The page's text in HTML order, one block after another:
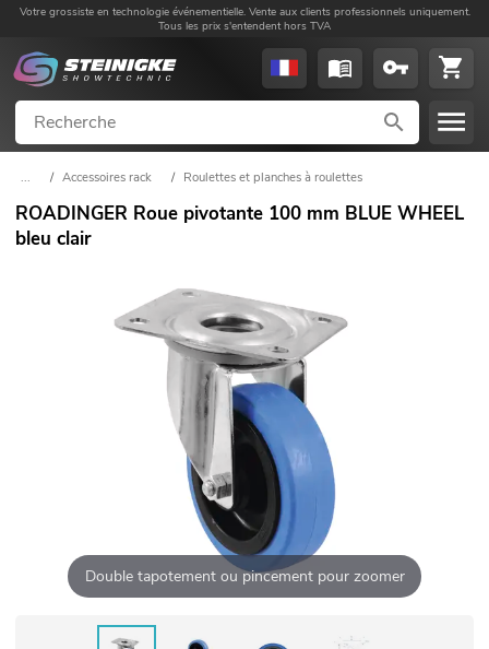
Votre grossiste en technologie événementielle. Vente aux clients professionnels uniquement.
Tous les prix s'entendent hors TVA
... / Accessoires rack / Roulettes et planches à roulettes
ROADINGER Roue pivotante 100 mm BLUE WHEEL
bleu clair
Double tapotement ou pincement pour zoomer